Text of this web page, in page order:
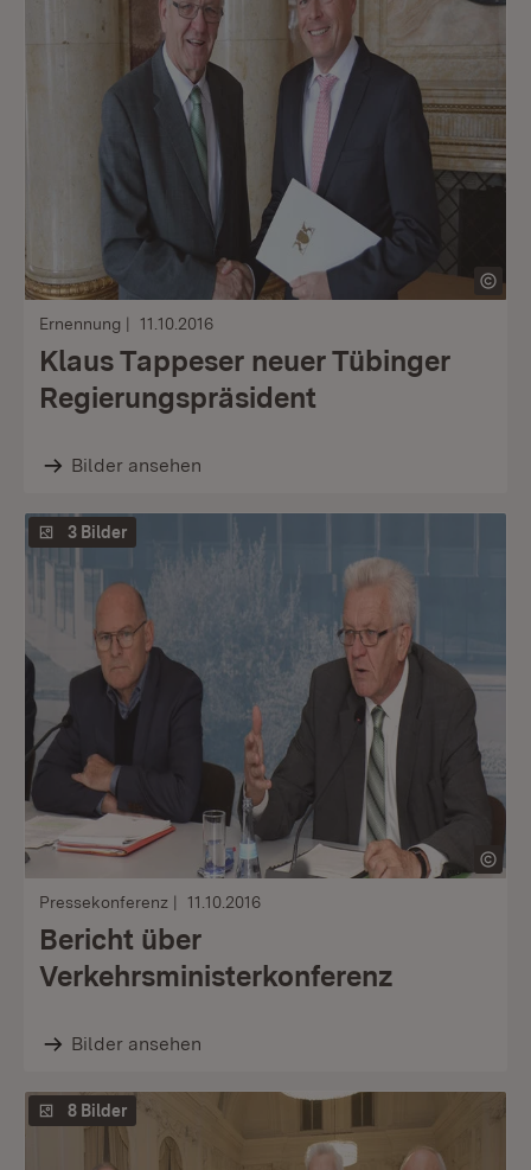
Ernennung 11.10.2016
Klaus Tappeser neuer Tübinger
Regierungspräsident
Bilder ansehen
3 Bilder
Pressekonferenz 11.10.2016
Bericht über
Verkehrsministerkonferenz
Bilder ansehen
8 Bilder